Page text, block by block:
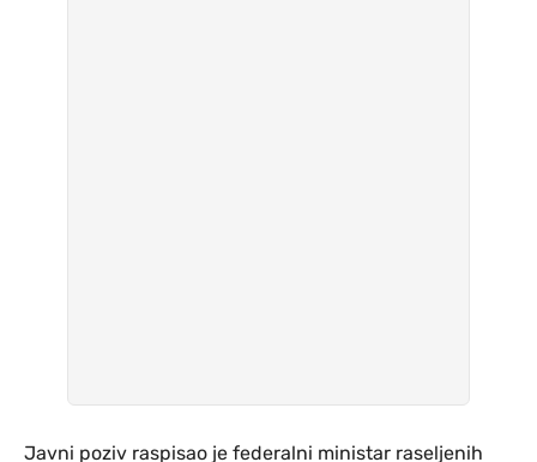
Javni poziv raspisao je federalni ministar raseljenih